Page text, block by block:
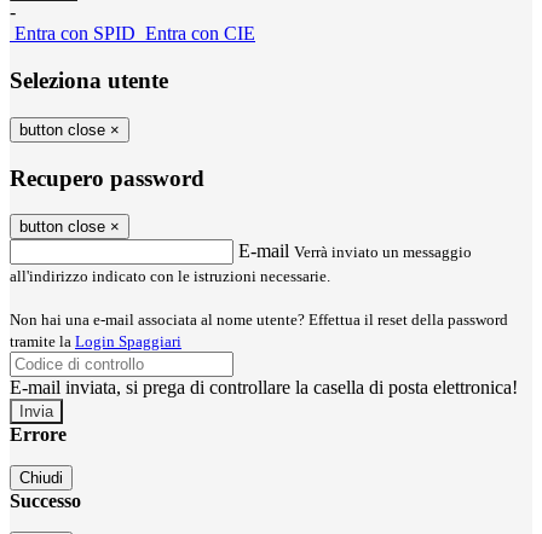
-
Entra con SPID Entra con CIE
Seleziona utente
button close ×
Recupero password
button close ×
E-mail Verrà inviato un messaggio
all'indirizzo indicato con le istruzioni necessarie.
Non hai una e-mail associata al nome utente? Effettua il reset della password
tramite la Login Spaggiari
E-mail inviata, si prega di controllare la casella di posta elettronica!
Errore
Chiudi
Successo